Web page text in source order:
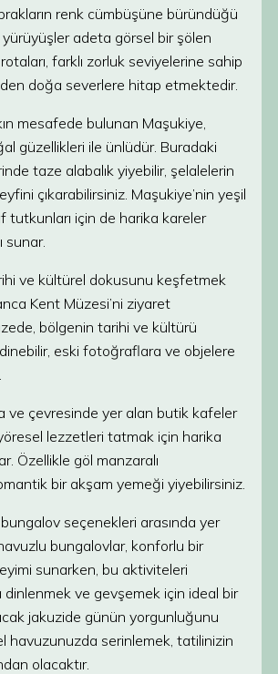
renk cümbüşüne büründüğü
adeta görsel bir şölen
farklı zorluk seviyelerine sahip
doğa severlere hitap etmektedir.
mesafede bulunan Maşukiye,
güzellikleri ile ünlüdür. Buradaki
taze alabalık yiyebilir, şelalelerin
çıkarabilirsiniz. Maşukiye’nin yeşil
tutkunları için de harika kareler
sunar.
ve kültürel dokusunu keşfetmek
Kent Müzesi’ni ziyaret
bölgenin tarihi ve kültürü
eski fotoğraflara ve objelere
ve çevresinde yer alan butik kafeler
lezzetleri tatmak için harika
Özellikle göl manzaralı
bir akşam yemeği yiyebilirsiniz.
seçenekleri arasında yer
bungalovlar, konforlu bir
sunarken, bu aktiviteleri
dinlenmek ve gevşemek için ideal bir
jakuzide günün yorgunluğunu
havuzunuzda serinlemek, tatilinizin
olacaktır.